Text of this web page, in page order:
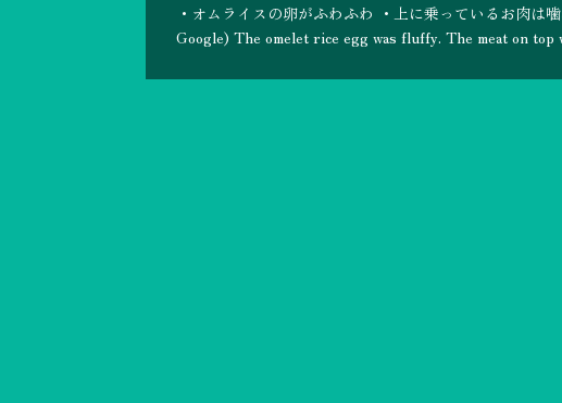
・オムライスの卵がふわふわ ・上に乗っているお肉は
Google) The omelet rice egg was fluffy. The meat on top